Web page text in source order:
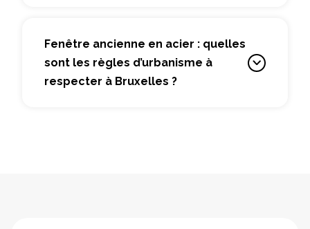
Fenêtre ancienne en acier : quelles
sont les règles d’urbanisme à
respecter à Bruxelles ?